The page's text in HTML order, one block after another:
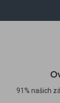
91% našich